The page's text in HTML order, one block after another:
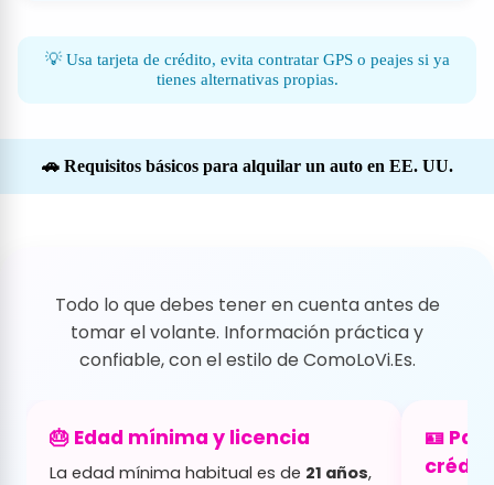
💡 Usa tarjeta de crédito, evita contratar GPS o peajes si ya
tienes alternativas propias.
🚗 Requisitos básicos para alquilar un auto en EE. UU.
Todo lo que debes tener en cuenta antes de
tomar el volante. Información práctica y
confiable, con el estilo de ComoLoVi.Es.
🎂 Edad mínima y licencia
La edad mínima habitual es de 21 años,
🪪